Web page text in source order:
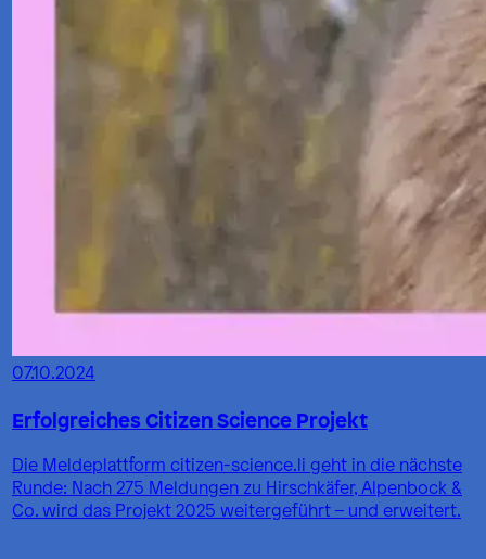
07.10.2024
Erfolgreiches Citizen Science Projekt
Die Meldeplattform citizen-science.li geht in die nächste
Runde: Nach 275 Meldungen zu Hirschkäfer, Alpenbock &
Co. wird das Projekt 2025 weitergeführt – und erweitert.